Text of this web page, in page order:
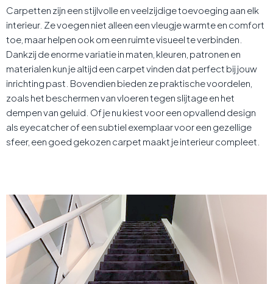
Carpetten zijn een stijlvolle en veelzijdige toevoeging aan elk
interieur. Ze voegen niet alleen een vleugje warmte en comfort
toe, maar helpen ook om een ruimte visueel te verbinden.
Dankzij de enorme variatie in maten, kleuren, patronen en
materialen kun je altijd een carpet vinden dat perfect bij jouw
inrichting past. Bovendien bieden ze praktische voordelen,
zoals het beschermen van vloeren tegen slijtage en het
dempen van geluid. Of je nu kiest voor een opvallend design
als eyecatcher of een subtiel exemplaar voor een gezellige
sfeer, een goed gekozen carpet maakt je interieur compleet.